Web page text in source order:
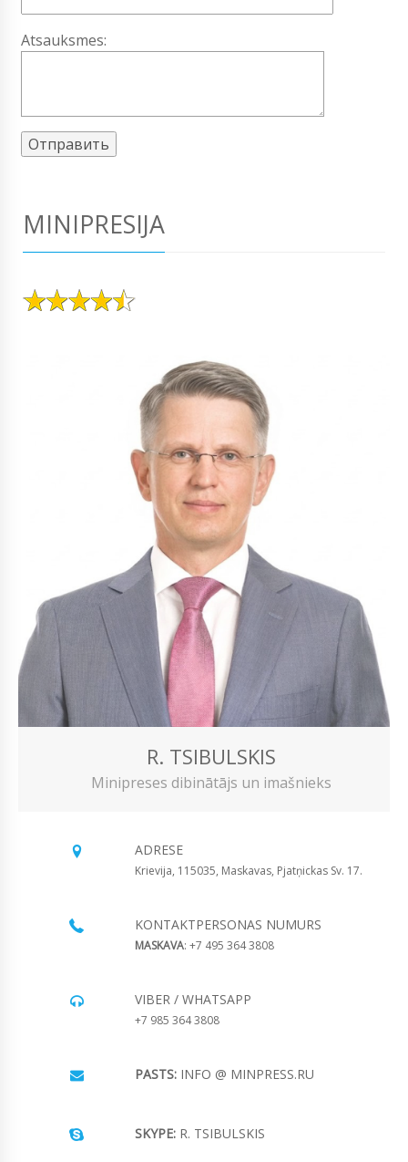
Atsauksmes:
MINIPRESIJA
R. TSIBULSKIS
Minipreses dibinātājs un imašnieks
ADRESE
Krievija, 115035, Maskavas, Pjatņickas Sv. 17.
KONTAKTPERSONAS NUMURS
MASKAVA: +7 495 364 3808
VIBER / WHATSAPP
+7 985 364 3808
PASTS: INFO @ MINPRESS.RU
SKYPE: R. TSIBULSKIS